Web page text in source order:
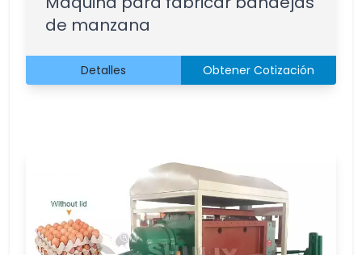
de manzana
Detalles Obtener Cotización